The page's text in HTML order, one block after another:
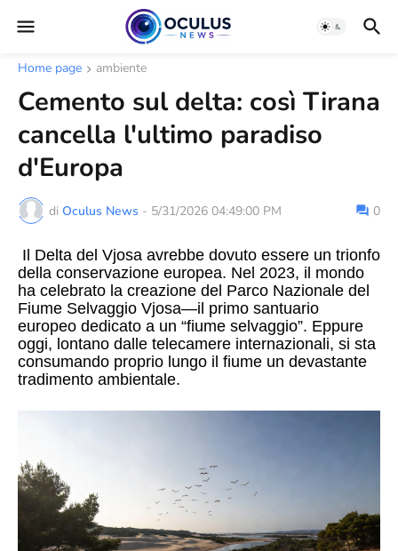
Home page ambiente
Cemento sul delta: così Tirana
cancella l'ultimo paradiso
d'Europa
di Oculus News - 5/31/2026 04:49:00 PM 0
Il Delta del Vjosa avrebbe dovuto essere un trionfo
della conservazione europea. Nel 2023, il mondo
ha celebrato la creazione del Parco Nazionale del
Fiume Selvaggio Vjosa—il primo santuario
europeo dedicato a un “fiume selvaggio”. Eppure
oggi, lontano dalle telecamere internazionali, si sta
consumando proprio lungo il fiume un devastante
tradimento ambientale.